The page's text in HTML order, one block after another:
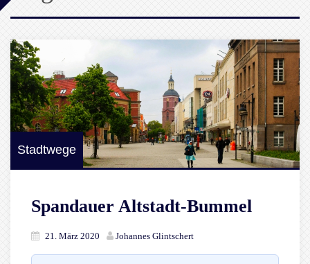
Stadtwege
Spandauer Altstadt-Bummel
21. März 2020 Johannes Glintschert